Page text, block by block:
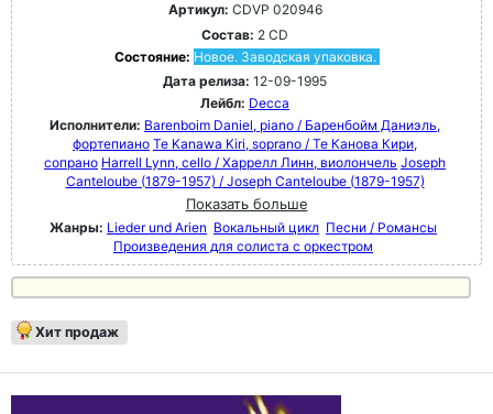
Артикул: CDVP 020946
Состав: 2 CD
Состояние: Новое. Заводская упаковка.
Дата релиза: 12-09-1995
Лейбл: Decca
Исполнители: Barenboim Daniel, piano / Баренбойм Даниэль,
фортепиано Te Kanawa Kiri, soprano / Те Канова Кири,
сопрано Harrell Lynn, cello / Харрелл Линн, виолончель Joseph
Canteloube (1879-1957) / Joseph Canteloube (1879-1957)
Показать больше
Жанры: Lieder und Arien Вокальный цикл Песни / Романсы
Произведения для солиста с оркестром
Хит продаж